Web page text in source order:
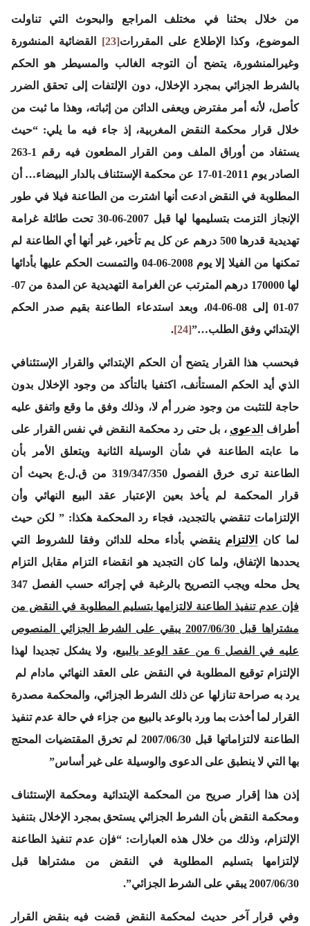
من خلال بحثنا في مختلف المراجع والبحوث التي تناولت
الموضوع، وكذا الإطلاع على المقررات[23]
القضائية المنشورة
وغيرالمنشورة، يتضح أن التوجه الغالب والمسيطر هو الحكم
بالشرط الجزائي بمجرد الإخلال، دون الإلتفات إلى تحقق الضرر
كأصل، لأنه أمر مفترض ويعفى الدائن من إثباته، وهذا ما ثبت من
خلال قرار محكمة النقض المغربية، إذ جاء فيه ما يلي: “حيث
يستفاد من أوراق الملف ومن القرار المطعون فيه رقم 1-263
الصادر يوم 2011-01-17 عن محكمة الإستئناف بالدار البيضاء… أن
المطلوبة في النقض ادعت أنها اشترت من الطاعنة فيلا في طور
الإنجاز التزمت بتسليمها لها قبل 2007-06-30 تحت طائلة غرامة
تهديدية قدرها 500 درهم عن كل يم تأخير، غير أنها أي الطاعنة لم
تمكنها من الفيلا إلا يوم 2008-06-04 والتمست الحكم عليها بأدائها
لها 170000 درهم المترتب عن الغرامة التهديدية عن المدة من 07-
07-01 إلى 08-06-04، وبعد استدعاء الطاعنة بقيم صدر الحكم
الإبتدائي وفق الطلب…”[24]
.
فبحسب هذا القرار يتضح أن الحكم الإبتدائي والقرار الإستئنافي
الذي أيد الحكم المستأنف، اكتفيا بالتأكد من وجود الإخلال بدون
حاجة للتثبت من وجود ضرر أم لا، وذلك وفق ما وقع واتفق عليه
أطراف
الدعوى ، بل حتى رد محكمة النقض في نفس القرار على
ما عابته الطاعنة في شأن الوسيلة الثانية ويتعلق الأمر بأن
الطاعنة ترى خرق الفصول 319/347/350 من ق.ل.ع بحيث أن
قرار المحكمة لم يأخذ بعين الإعتبار عقد البيع النهائي وأن
الإلتزامات تنقضي بالتجديد، فجاء رد المحكمة هكذا:” لكن حيث
لما كان
الالتزام ينقضي بأداء محله للدائن وفقا للشروط التي
يحددها الإتفاق، ولما كان التجديد هو انقضاء التزام مقابل التزام
يحل محله ويجب التصريح بالرغبة في إجرائه حسب الفصل 347
فإن عدم تنفيذ الطاعنة لالتزامها بتسليم المطلوبة في النقض من
مشتراها قبل 2007/06/30 يبقي على الشرط الجزائي المنصوص
عليه في الفصل 6 من عقد الوعد بالبيع
، ولا يشكل تجديدا لهذا
الإلتزام توقيع المطلوبة في النقض على العقد النهائي مادام لم
يرد به صراحة تنازلها عن ذلك الشرط الجزائي، والمحكمة مصدرة
القرار لما أخذت بما ورد بالوعد بالبيع من جزاء في حالة عدم تنفيذ
الطاعنة لالتزاماتها قبل 2007/06/30 لم تخرق المقتضيات المحتج
بها التي لا ينطبق على الدعوى والوسيلة على غير أساس”
إذن هذا إقرار صريح من المحكمة الإبتدائية ومحكمة الإستئناف
ومحكمة النقض بأن الشرط الجزائي يستحق بمجرد الإخلال بتنفيذ
الإلتزام، وذلك من خلال هذه العبارات: “فإن عدم تنفيذ الطاعنة
لإلتزامها بتسليم المطلوبة في النقض من مشتراها قبل
2007/06/30 يبقي على الشرط الجزائي”
.
وفي قرار آخر حديث لمحكمة النقض قضت فيه بنقض القرار